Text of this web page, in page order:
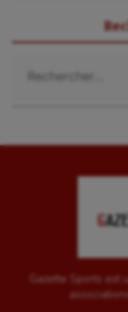
Sport-
Tir
Tir à l'arc
UNSS
Gazette Sports